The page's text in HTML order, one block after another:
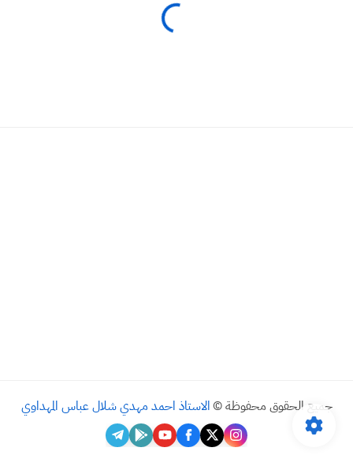
جميع الحقوق محفوظة © الاستاذ احمد مهدي شلال عباس المهداوي